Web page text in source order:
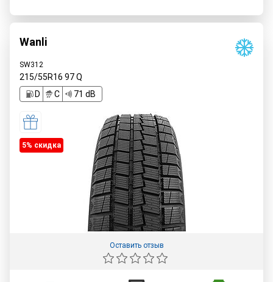
Wanli
SW312
215/55R16 97Q
D
C 71 dB
5% cкидка
Оставить отзыв